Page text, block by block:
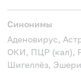
Синонимы
Аденовирус,
ОКИ, ПЦР (кал),
Шигеллёз,